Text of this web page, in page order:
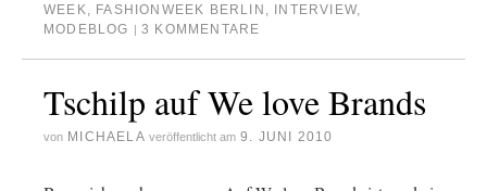
WEEK, FASHIONWEEK BERLIN , INTERVIEW,
MODEBLOG | 3 KOMMENTARE
Tschilp auf We love Brands
von MICHAELA veröffentlicht am 9. JUNI 2010